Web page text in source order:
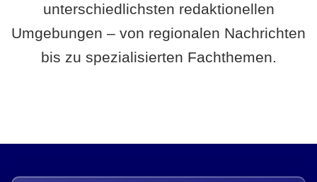
unterschiedlichsten redaktionellen
Umgebungen – von regionalen Nachrichten
bis zu spezialisierten Fachthemen.